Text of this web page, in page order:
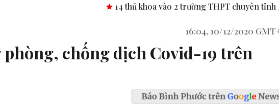
14 thủ khoa vào 2 trường THPT chuyên tỉnh Bình Phước. Công bố
16:04, 10/12/2020
chống dịch Covid-19 trên